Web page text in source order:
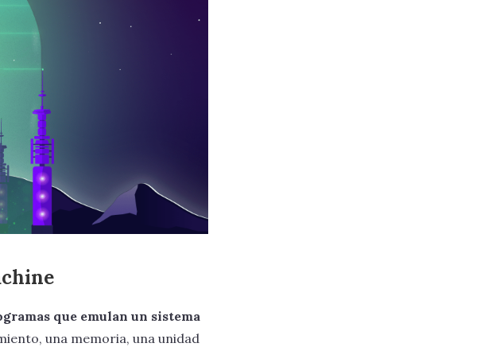
que emulan un sistema
una memoria, una unidad